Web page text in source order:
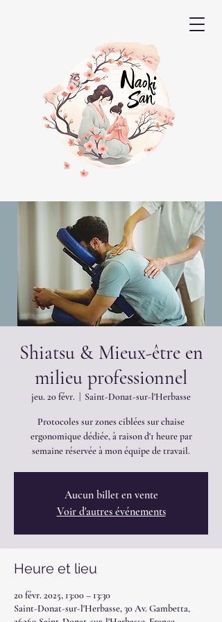
Shiatsu & Mieux-être en
milieu professionnel
jeu. 20 févr. Saint-Donat-sur-l'Herbasse
Protocoles sur zones ciblées sur chaise
ergonomique dédiée, à raison d'1 heure par
semaine réservée à mon équipe de travail.
Aucun billet en vente
Voir d'autres événements
Heure et lieu
20 févr. 2025, 13:00 – 13:30
Saint-Donat-sur-l'Herbasse, 30 Av. Gambetta,